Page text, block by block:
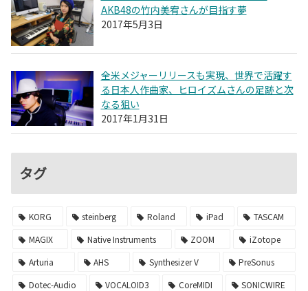
AKB48の竹内美宥さんが目指す夢
2017年5月3日
全米メジャーリリースも実現、世界で活躍す
る日本人作曲家、ヒロイズムさんの足跡と次
なる狙い
2017年1月31日
タグ
KORG steinberg Roland iPad
TASCAM
MAGIX
Native Instruments ZOOM
iZotope
Arturia
AHS Synthesizer V
PreSonus
Dotec-Audio
VOCALOID3 CoreMIDI
SONICWIRE